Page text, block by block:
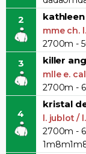
2
mme ch.
2700m -
3 killer
mlle e.
2700m -
4
kristal
l. jublot /
2700m -